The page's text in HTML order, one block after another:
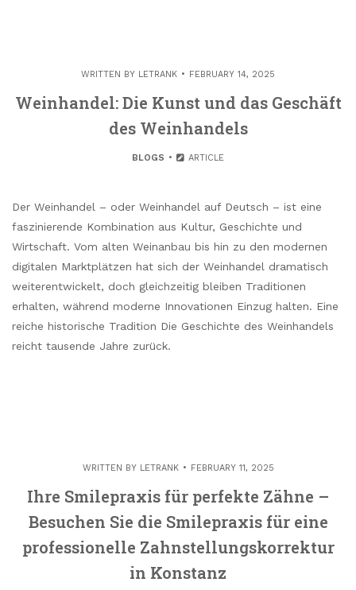
WRITTEN BY LETRANK FEBRUARY 14, 2025
Weinhandel: Die Kunst und das Geschäft
des Weinhandels
BLOGS ARTICLE
Der Weinhandel – oder Weinhandel auf Deutsch – ist eine
faszinierende Kombination aus Kultur, Geschichte und
Wirtschaft. Vom alten Weinanbau bis hin zu den modernen
digitalen Marktplätzen hat sich der Weinhandel dramatisch
weiterentwickelt, doch gleichzeitig bleiben Traditionen
erhalten, während moderne Innovationen Einzug halten. Eine
reiche historische Tradition Die Geschichte des Weinhandels
reicht tausende Jahre zurück.
WRITTEN BY LETRANK FEBRUARY 11, 2025
Ihre Smilepraxis für perfekte Zähne –
Besuchen Sie die Smilepraxis für eine
professionelle Zahnstellungskorrektur
in Konstanz